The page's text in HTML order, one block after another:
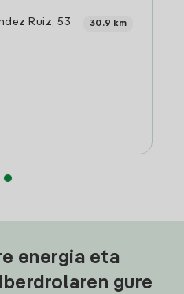
Ruiz, 53
30.9 km
energia eta
gure